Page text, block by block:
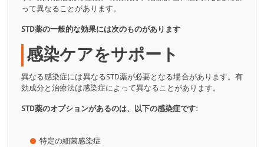
って異なることがあります。
STD薬の一般的な効果には次のものがあります
感染ケアをサポート
異なる感染症には異なるSTD薬が必要となる場合があります。有
効成分と治療法は感染症によって異なることがあります。
STD薬のオプションがあるのは、以下の感染症です:
特定の細菌感染症